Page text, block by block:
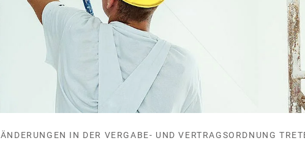
ÄNDERUNGEN IN DER VERGABE- UND VERTRAGSORDNUNG